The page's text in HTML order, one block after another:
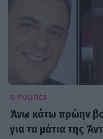
G-POLITICS
Άνω κάτω πρώην
για τα μάτια της